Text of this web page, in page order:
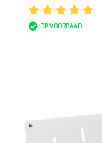
OP VOORRAAD